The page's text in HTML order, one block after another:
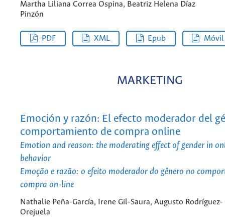
Martha Liliana Correa Ospina, Beatriz Helena Díaz
Pinzón
PDF XML Epub Móvil
MARKETING
Emoción y razón: El efecto moderador del
comportamiento de compra online
Emotion and reason: the moderating effect of gender in
behavior
Emoção e razão: o efeito moderador do gênero no
compra on-line
Nathalie Peña-García, Irene Gil-Saura, Augusto Rodríguez-
Orejuela